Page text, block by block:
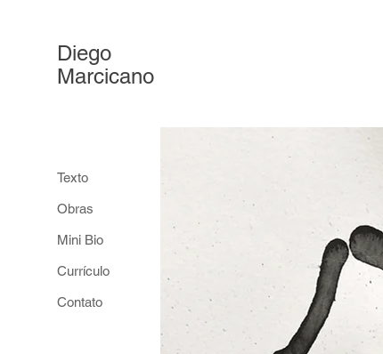
Texto
Obras
Mini Bio
Currículo
Contato
Diego
Marcicano